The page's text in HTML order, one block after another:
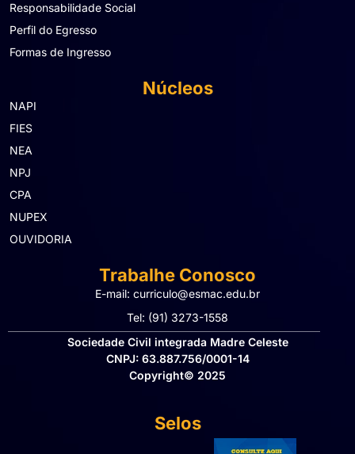
Responsabilidade Social
Perfil do Egresso
Formas de Ingresso
Núcleos
NAPI
FIES
NEA
NPJ
CPA
NUPEX
OUVIDORIA
Trabalhe Conosco
E-mail: curriculo@esmac.edu.br
Tel: (91) 3273-1558​
Sociedade Civil integrada Madre Celeste
CNPJ: 63.887.756/0001-14
Copyright© 2025
Selos